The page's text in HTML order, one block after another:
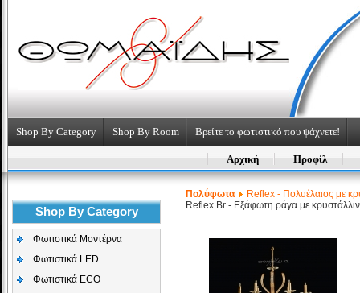
Shop By Category Shop By Room Βρείτε το φωτιστικό που ψάχνετε!
Αρχική Προφίλ
Shop By Category
Φωτιστικά Μοντέρνα
Φωτιστικά LED
Φωτιστικά ECO
Πολύφωτα
Reflex - Πολυέλαιος με
Reflex Br - Εξάφωτη ράγα με